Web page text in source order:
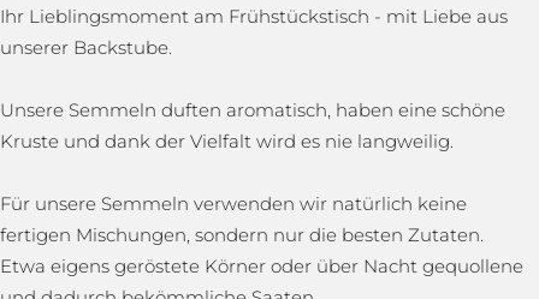
Ihr Lieblingsmoment am Frühstückstisch - mit Liebe aus
unserer Backstube.
Unsere Semmeln duften aromatisch, haben eine schöne
Kruste und dank der Vielfalt wird es nie langweilig.
Für unsere Semmeln verwenden wir natürlich keine
fertigen Mischungen, sondern nur die besten Zutaten.
Etwa eigens geröstete Körner oder über Nacht gequollene